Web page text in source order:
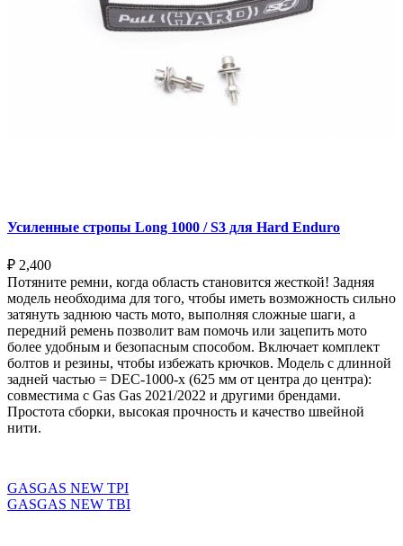
Усиленные стропы Long 1000 / S3 для Hard Enduro
₽ 2,400
Потяните ремни, когда область становится жесткой! Задняя
модель необходима для того, чтобы иметь возможность сильно
затянуть заднюю часть мото, выполняя сложные шаги, а
передний ремень позволит вам помочь или зацепить мото
более удобным и безопасным способом. Включает комплект
болтов и резины, чтобы избежать крючков. Модель с длинной
задней частью = DEC-1000-x (625 мм от центра до центра):
совместима с Gas Gas 2021/2022 и другими брендами.
Простота сборки, высокая прочность и качество швейной
нити.
GASGAS NEW TPI
GASGAS NEW TBI